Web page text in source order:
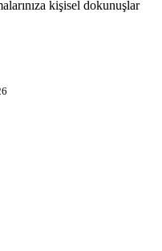
kişisel dokunuşlar